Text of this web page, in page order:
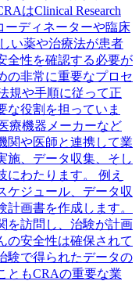
はClinical Research
ーディネーターや臨床
い薬や治療法が患者
全性を確認する必要が
の非常に重要なプロセ
規や手順に従って正
な役割を担っていま
療機器メーカーなど
関や医師と連携して業
施、データ収集、そし
にわたります。 例え
ケジュール、データ収
画書を作成します。
を訪問し、治験が計画
の安全性は確保されて
験で得られたデータの
ともCRAの重要な業